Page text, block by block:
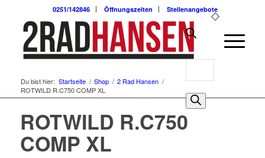
0251/142846 Öffnungszeiten Stellenangebote
0
Du bist hier: Startseite / Shop / 2 Rad Hansen /
ROTWILD R.C750 COMP XL
ROTWILD R.C750
COMP XL